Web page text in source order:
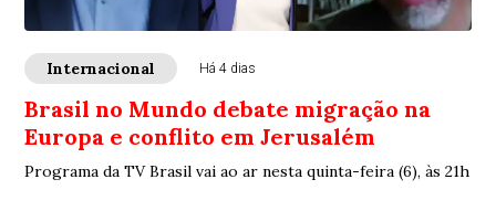
Internacional Há 4 dias
Brasil no Mundo debate migração na
Europa e conflito em Jerusalém
Programa da TV Brasil vai ao ar nesta quinta-feira (6), às 21h